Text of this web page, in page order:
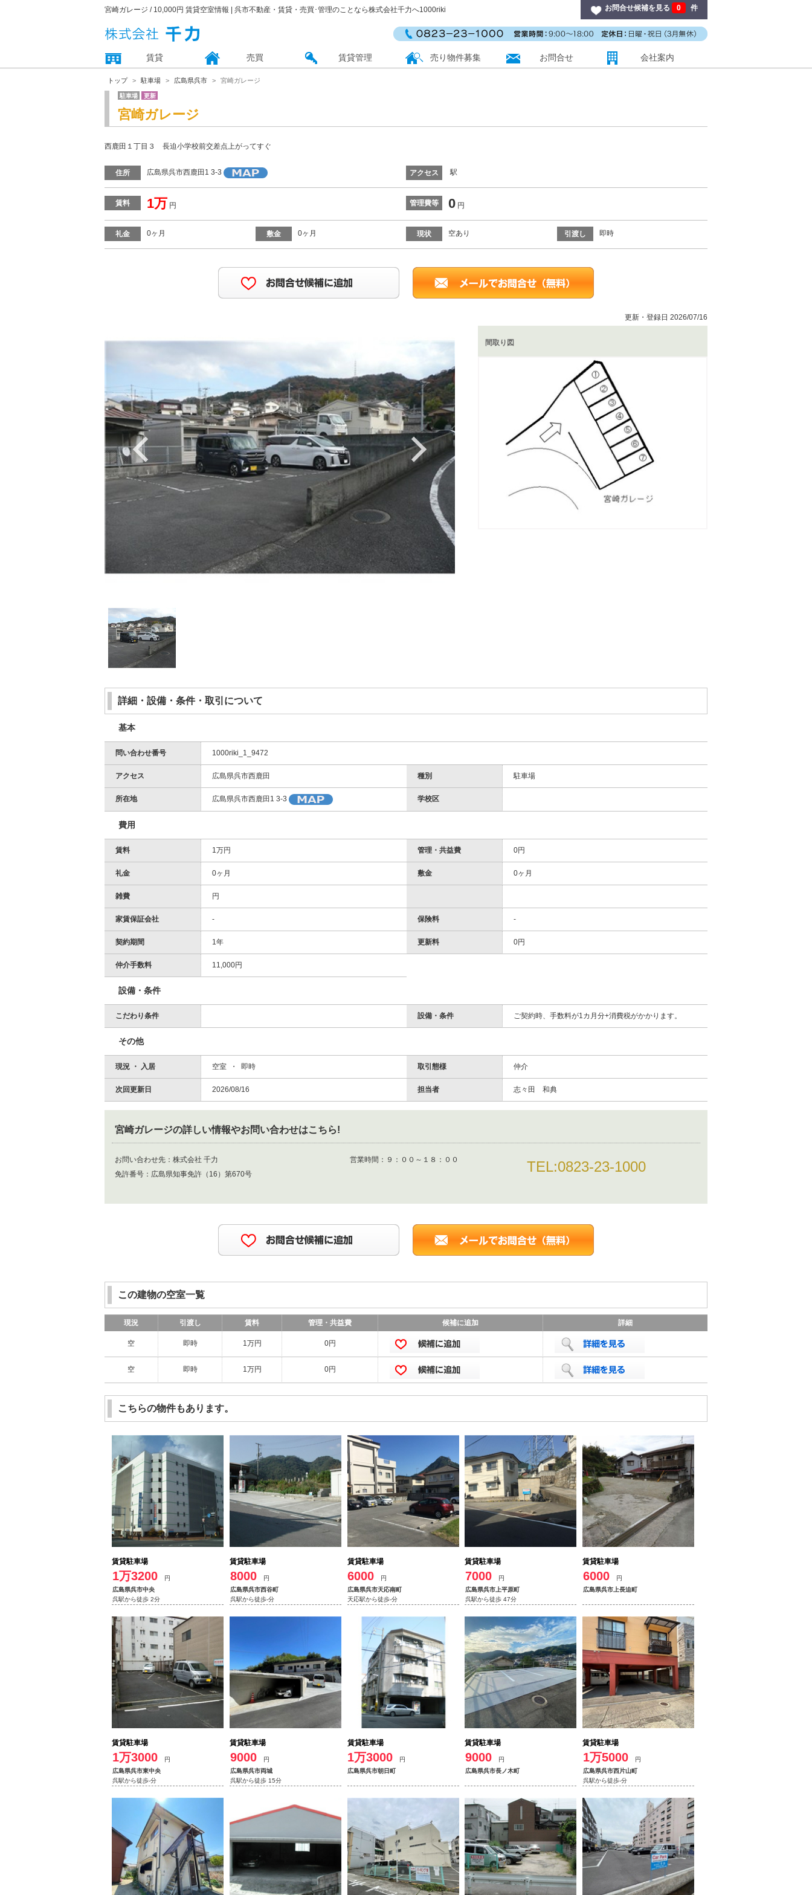
宮崎ガレージ / 10,000円 賃貸空室情報 | 呉市不動産・賃貸・売買･管理のことなら株式会社千力へ1000riki お問合せ候補を見る 0 件
賃貸 売買 賃貸管理 売り物件募集 お問合せ 会社案内
トップ 駐車場 広島県呉市 宮崎ガレージ
駐車場 更新
宮崎ガレージ
西鹿田１丁目３ 長迫小学校前交差点上がってすぐ
住所 広島県呉市西鹿田1 3-3 アクセス 駅
賃料 1万 円 管理費等 0 円
礼金 0ヶ月 敷金 0ヶ月 現状 空あり 引渡し 即時
更新・登録日 2026/07/16
Previous Next
間取り図
詳細・設備・条件・取引について
基本
問い合わせ番号 1000riki_1_9472
アクセス 広島県呉市西鹿田 種別 駐車場
所在地 広島県呉市西鹿田1 3-3 学校区
費用
賃料 1万円 管理・共益費 0円
礼金 0ヶ月 敷金 0ヶ月
雑費 円
家賃保証会社 - 保険料 -
契約期間 1年 更新料 0円
仲介手数料 11,000円
設備・条件
こだわり条件 設備・条件 ご契約時、手数料が1カ月分+消費税がかかります。
その他
現況 ・ 入居 空室 ・ 即時 取引態様 仲介
次回更新日 2026/08/16 担当者 志々田 和典
宮崎ガレージの詳しい情報やお問い合わせはこちら!
お問い合わせ先： 株式会社 千力
免許番号： 広島県知事免許（16）第670号
営業時間： ９：００～１８：００ TEL:0823-23-1000
この建物の空室一覧
現況 引渡し 賃料 管理・共益費 候補に追加 詳細
空 即時 1万円 0円
空 即時 1万円 0円
こちらの物件もあります。
賃貸駐車場
1万3200
円
広島県呉市中央
呉駅から徒歩 2分
賃貸駐車場
8000
円
広島県呉市西谷町
呉駅から徒歩-分
賃貸駐車場
6000
円
広島県呉市天応南町
天応駅から徒歩-分
賃貸駐車場
7000
円
広島県呉市上平原町
呉駅から徒歩 47分
賃貸駐車場
6000
円
広島県呉市上長迫町
賃貸駐車場
1万3000
円
広島県呉市東中央
呉駅から徒歩-分
賃貸駐車場
9000
円
広島県呉市両城
呉駅から徒歩 15分
賃貸駐車場
1万3000
円
広島県呉市朝日町
賃貸駐車場
9000
円
広島県呉市長ノ木町
賃貸駐車場
1万5000
円
広島県呉市西片山町
呉駅から徒歩-分